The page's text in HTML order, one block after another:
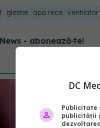
glezne apa rece ventilator
- abonează‑te!
DC
Publicitate
publicității